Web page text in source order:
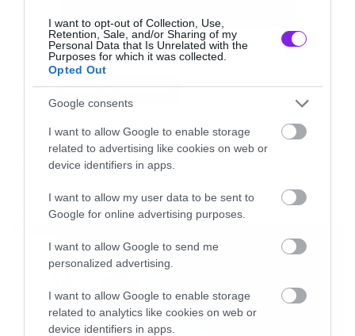
I want to opt-out of Collection, Use,
Retention, Sale, and/or Sharing of my
Personal Data that Is Unrelated with the
Purposes for which it was collected.
Opted Out
Google consents
I want to allow Google to enable storage
related to advertising like cookies on web or
device identifiers in apps.
I want to allow my user data to be sent to
Google for online advertising purposes.
I want to allow Google to send me
personalized advertising.
I want to allow Google to enable storage
related to analytics like cookies on web or
device identifiers in apps.
επεισοδίων της 8ης σεζόν, αφού είναι διαθέσιμα
Λος Άντζελες και βρήκε σκηνές που δεν μπήκαν
ποτέ στα επεισόδια.
Υπάρχουν πολλές σκηνές που θα εξηγούσαν
Tags: GAME OF THRONES